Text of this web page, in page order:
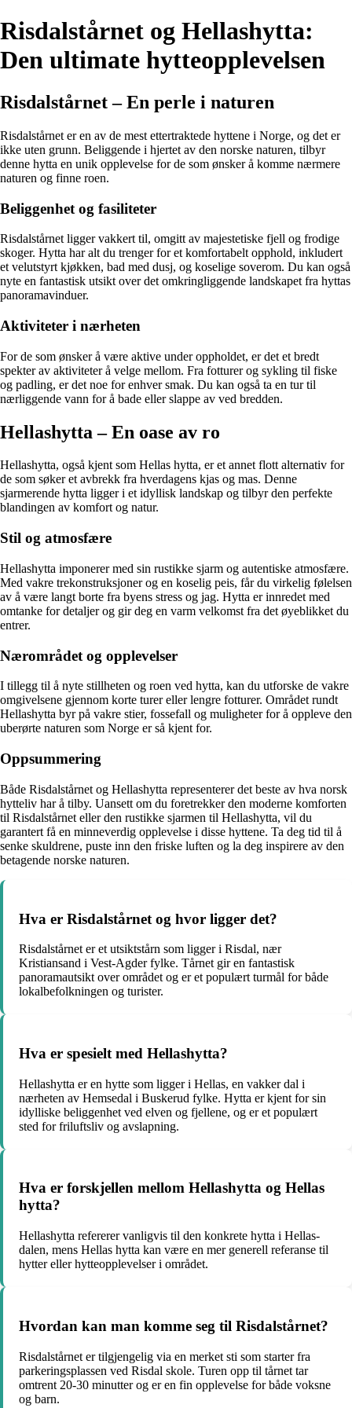
Risdalstårnet og Hellashytta:
Den ultimate hytteopplevelsen
Risdalstårnet – En perle i naturen
Risdalstårnet er en av de mest ettertraktede hyttene i Norge, og det er
ikke uten grunn. Beliggende i hjertet av den norske naturen, tilbyr
denne hytta en unik opplevelse for de som ønsker å komme nærmere
naturen og finne roen.
Beliggenhet og fasiliteter
Risdalstårnet ligger vakkert til, omgitt av majestetiske fjell og frodige
skoger. Hytta har alt du trenger for et komfortabelt opphold, inkludert
et velutstyrt kjøkken, bad med dusj, og koselige soverom. Du kan også
nyte en fantastisk utsikt over det omkringliggende landskapet fra hyttas
panoramavinduer.
Aktiviteter i nærheten
For de som ønsker å være aktive under oppholdet, er det et bredt
spekter av aktiviteter å velge mellom. Fra fotturer og sykling til fiske
og padling, er det noe for enhver smak. Du kan også ta en tur til
nærliggende vann for å bade eller slappe av ved bredden.
Hellashytta – En oase av ro
Hellashytta, også kjent som Hellas hytta, er et annet flott alternativ for
de som søker et avbrekk fra hverdagens kjas og mas. Denne
sjarmerende hytta ligger i et idyllisk landskap og tilbyr den perfekte
blandingen av komfort og natur.
Stil og atmosfære
Hellashytta imponerer med sin rustikke sjarm og autentiske atmosfære.
Med vakre trekonstruksjoner og en koselig peis, får du virkelig følelsen
av å være langt borte fra byens stress og jag. Hytta er innredet med
omtanke for detaljer og gir deg en varm velkomst fra det øyeblikket du
entrer.
Nærområdet og opplevelser
I tillegg til å nyte stillheten og roen ved hytta, kan du utforske de vakre
omgivelsene gjennom korte turer eller lengre fotturer. Området rundt
Hellashytta byr på vakre stier, fossefall og muligheter for å oppleve den
uberørte naturen som Norge er så kjent for.
Oppsummering
Både Risdalstårnet og Hellashytta representerer det beste av hva norsk
hytteliv har å tilby. Uansett om du foretrekker den moderne komforten
til Risdalstårnet eller den rustikke sjarmen til Hellashytta, vil du
garantert få en minneverdig opplevelse i disse hyttene. Ta deg tid til å
senke skuldrene, puste inn den friske luften og la deg inspirere av den
betagende norske naturen.
Hva er Risdalstårnet og hvor ligger det?
Risdalstårnet er et utsiktstårn som ligger i Risdal, nær
Kristiansand i Vest-Agder fylke. Tårnet gir en fantastisk
panoramautsikt over området og er et populært turmål for både
lokalbefolkningen og turister.
Hva er spesielt med Hellashytta?
Hellashytta er en hytte som ligger i Hellas, en vakker dal i
nærheten av Hemsedal i Buskerud fylke. Hytta er kjent for sin
idylliske beliggenhet ved elven og fjellene, og er et populært
sted for friluftsliv og avslapning.
Hva er forskjellen mellom Hellashytta og Hellas
hytta?
Hellashytta refererer vanligvis til den konkrete hytta i Hellas-
dalen, mens Hellas hytta kan være en mer generell referanse til
hytter eller hytteopplevelser i området.
Hvordan kan man komme seg til Risdalstårnet?
Risdalstårnet er tilgjengelig via en merket sti som starter fra
parkeringsplassen ved Risdal skole. Turen opp til tårnet tar
omtrent 20-30 minutter og er en fin opplevelse for både voksne
og barn.